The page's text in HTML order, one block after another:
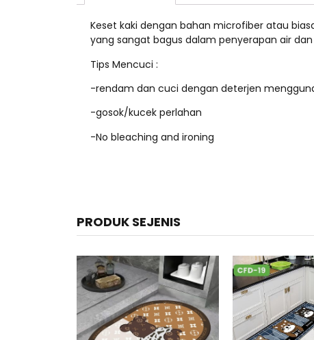
Keset kaki dengan bahan microfiber atau
yang sangat bagus dalam penyerapan air
Tips Mencuci :
-rendam dan cuci dengan deterjen
-gosok/kucek perlahan
-No bleaching and ironing
PRODUK SEJENIS